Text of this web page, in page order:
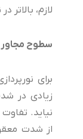
لازم، بالاتر
سطوح مجاور
برای
زیادی در
نیاید.
از شدت